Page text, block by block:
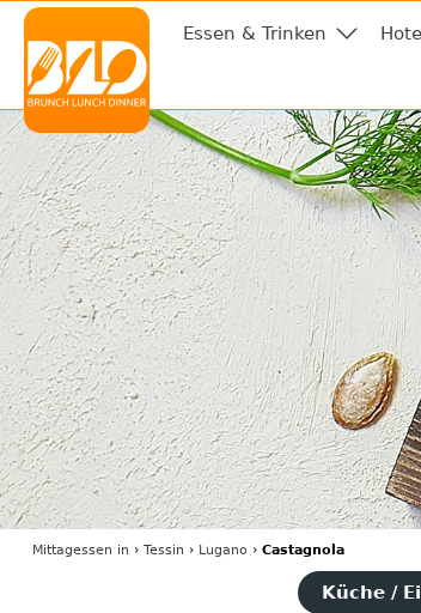
Essen & Trinken
Mittagessen in › Tessin › Lugano › Castagnola
Küche /